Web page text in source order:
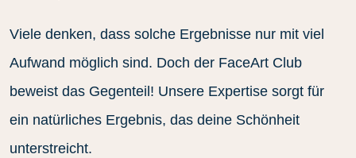
Viele denken, dass solche Ergebnisse nur mit viel
Aufwand möglich sind. Doch der FaceArt Club
beweist das Gegenteil! Unsere Expertise sorgt für
ein natürliches Ergebnis, das deine Schönheit
unterstreicht.